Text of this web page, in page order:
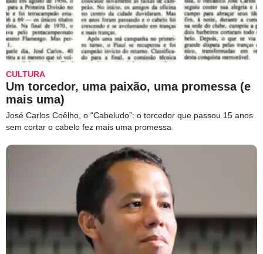
CULTURA
Um torcedor, uma paixão, uma promessa (e
mais uma)
José Carlos Coêlho, o “Cabeludo”: o torcedor que passou 15 anos
sem cortar o cabelo fez mais uma promessa